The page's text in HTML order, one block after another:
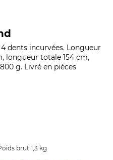
dents incurvées. Longueur
longueur totale 154 cm,
g. Livré en pièces
brut 1,3 kg